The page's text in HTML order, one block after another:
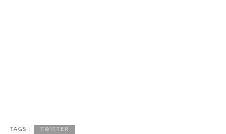
TAGS : TWITTER